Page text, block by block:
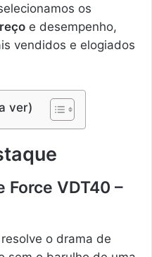
os
e desempenho,
vendidos e elogiados
ver)
Force VDT40 –
resolve o drama de